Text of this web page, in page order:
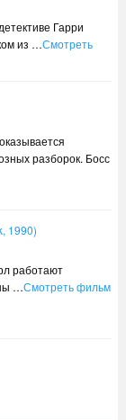
Гарри
из …Смотреть
разборок. Босс
1990)
работают
…Смотреть фильм